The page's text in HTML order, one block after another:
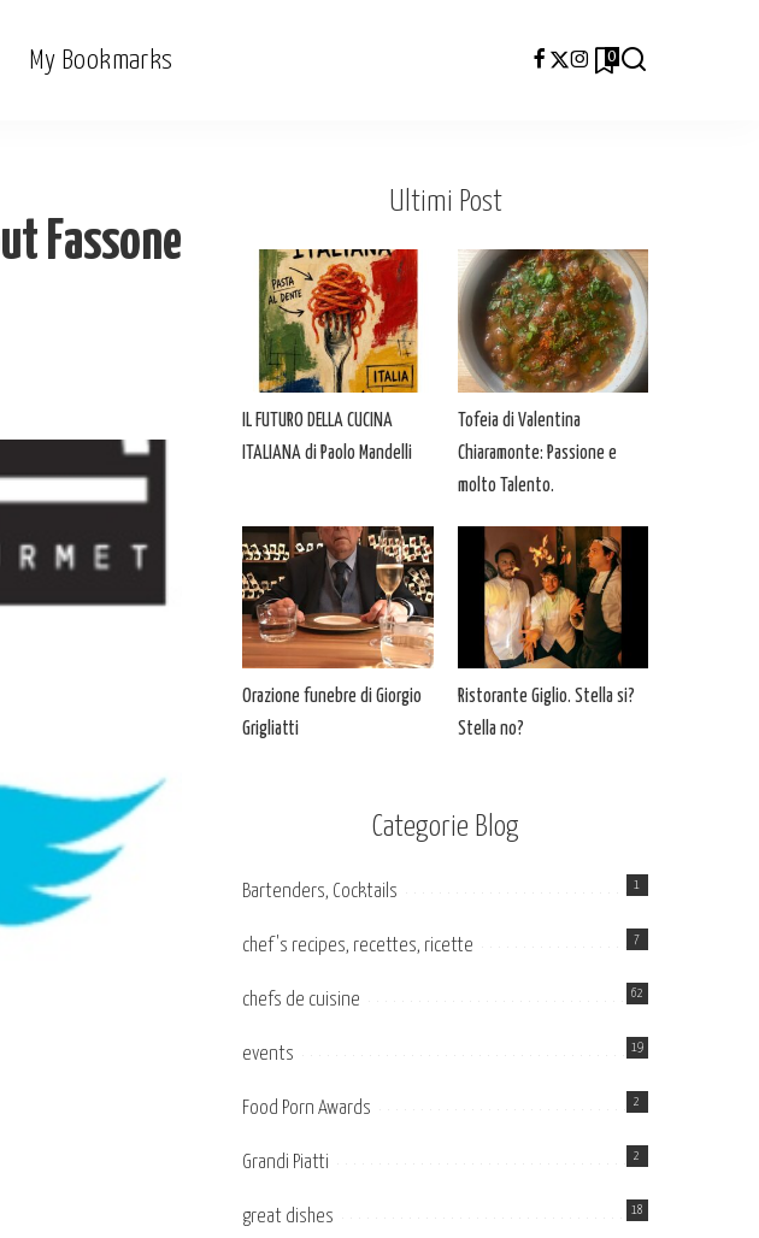
My Bookmarks 0
Fassone
Ultimi Post
IL FUTURO DELLA CUCINA
ITALIANA di Paolo Mandelli
Tofeia di Valentina
Chiaramonte: Passione e
molto Talento.
Orazione funebre di Giorgio
Grigliatti
Ristorante Giglio. Stella si?
Stella no?
Categorie Blog
Bartenders, Cocktails 1
chef's recipes, recettes, ricette 7
chefs de cuisine 62
events 19
Food Porn Awards 2
Grandi Piatti 2
great dishes 18